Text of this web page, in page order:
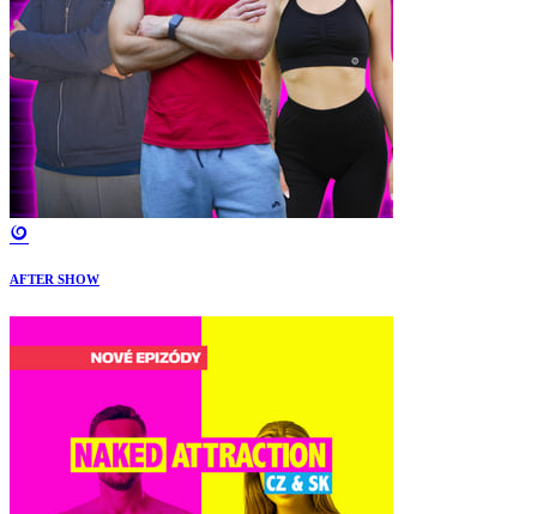
AFTER SHOW